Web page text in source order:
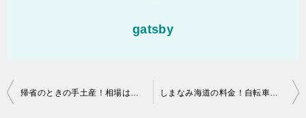
gatsby
投